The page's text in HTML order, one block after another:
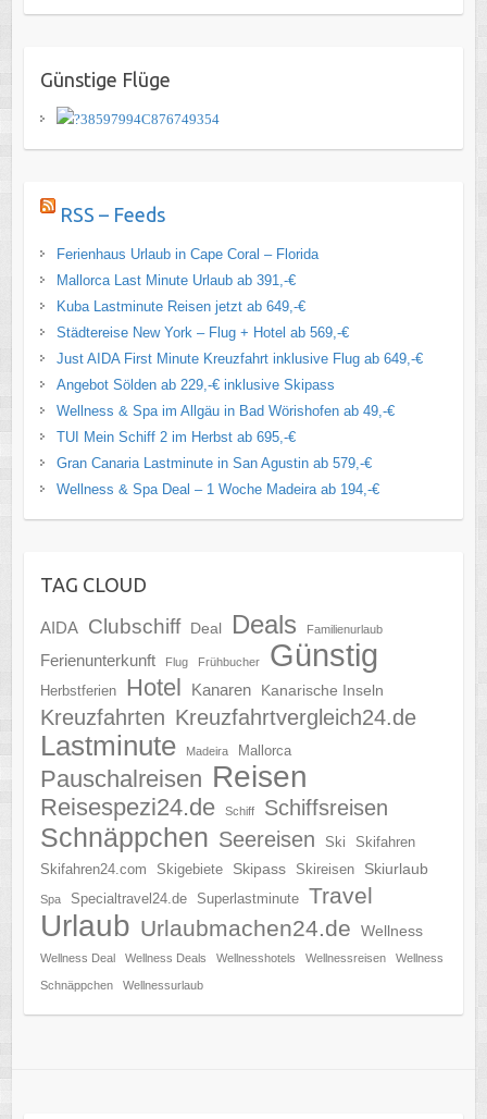
Günstige Flüge
RSS – Feeds
Ferienhaus Urlaub in Cape Coral – Florida
Mallorca Last Minute Urlaub ab 391,-€
Kuba Lastminute Reisen jetzt ab 649,-€
Städtereise New York – Flug + Hotel ab 569,-€
Just AIDA First Minute Kreuzfahrt inklusive Flug ab 649,-€
Angebot Sölden ab 229,-€ inklusive Skipass
Wellness & Spa im Allgäu in Bad Wörishofen ab 49,-€
TUI Mein Schiff 2 im Herbst ab 695,-€
Gran Canaria Lastminute in San Agustin ab 579,-€
Wellness & Spa Deal – 1 Woche Madeira ab 194,-€
TAG CLOUD
AIDA Clubschiff Deal Deals Familienurlaub
Ferienunterkunft Flug Frühbucher Günstig
Herbstferien Hotel Kanaren Kanarische Inseln
Kreuzfahrten Kreuzfahrtvergleich24.de
Lastminute Madeira Mallorca
Pauschalreisen Reisen
Reisespezi24.de Schiff Schiffsreisen
Schnäppchen Seereisen Ski
Skifahren
Skifahren24.com
Skigebiete Skipass Skireisen Skiurlaub
Spa Specialtravel24.de Superlastminute Travel
Urlaub Urlaubmachen24.de Wellness
Wellness Deal Wellness Deals Wellnesshotels Wellnessreisen Wellness
Schnäppchen Wellnessurlaub